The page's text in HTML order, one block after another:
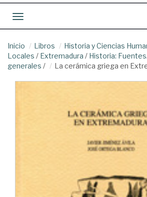
Toggle navigation
Inicio Libros Historia y Ciencias
Locales / Extremadura / Historia:
generales / La cerámica griega en